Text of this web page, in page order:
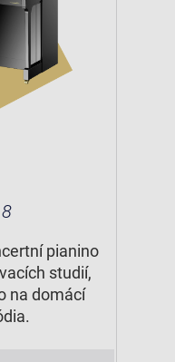
pianino
studií,
na domácí